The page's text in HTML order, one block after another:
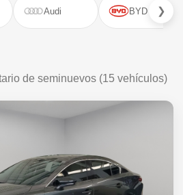
Audi BYD ❯
de seminuevos (15 vehículos)